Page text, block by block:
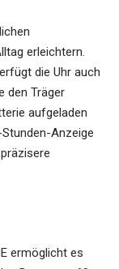
erleichtern.
die Uhr auch
den Träger
aufgeladen
Anzeige
ermöglicht es